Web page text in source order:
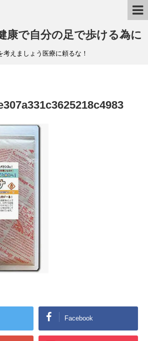
康で自分の足で歩ける為に
考えましょう医療に頼るな！
Facebook